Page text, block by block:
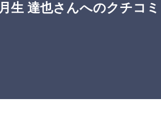
月生 達也さんへのクチコミ